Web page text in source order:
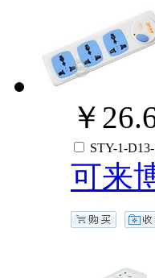
￥
STY-1-D13-
可来